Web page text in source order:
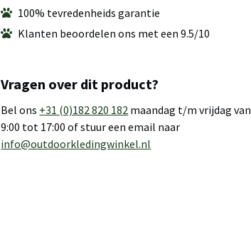
100% tevredenheids garantie
Klanten beoordelen ons met een 9.5/10
Vragen over dit product?
Bel ons +31 (0)182 820 182 maandag t/m vrijdag van
9:00 tot 17:00 of stuur een email naar
info@outdoorkledingwinkel.nl